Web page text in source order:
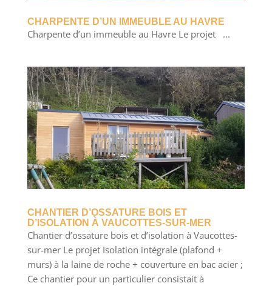
CHARPENTE D’UN IMMEUBLE AU HAVRE
Charpente d’un immeuble au Havre Le projet ...
CHANTIER D’OSSATURE BOIS ET
D’ISOLATION À VAUCOTTES-SUR-MER
Chantier d’ossature bois et d’isolation à Vaucottes-
sur-mer Le projet Isolation intégrale (plafond +
murs) à la laine de roche + couverture en bac acier ;
Ce chantier pour un particulier consistait à